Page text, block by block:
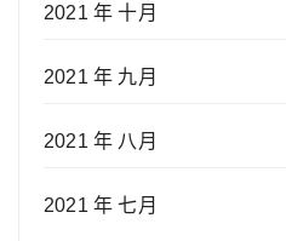
2021 年 十月
2021 年 九月
2021 年 八月
2021 年 七月